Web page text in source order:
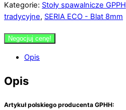
Kategorie: Stoły spawalnicze GPPH
tradycyjne, SERIA ECO - Blat 8mm
Negocjuj cenę!
Opis
Opis
Artykuł polskiego producenta GPHH: